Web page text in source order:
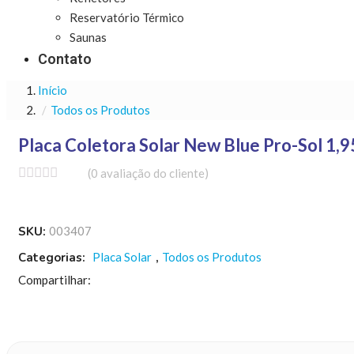
Reservatório Térmico
Saunas
Contato
Início
Todos os Produtos
Placa Coletora Solar New Blue Pro-Sol
(0 avaliação do cliente)
SKU: 003407
Categorias: Placa Solar , Todos os Produtos
Compartilhar: